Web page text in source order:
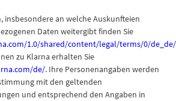
insbesondere an welche Auskunfteien
Daten weitergibt finden Sie
1.0/shared/content/legal/terms/0/
zu Klarna erhalten Sie
de/. Ihre Personenangaben werden
mit den geltenden
und entsprechend den Angaben in